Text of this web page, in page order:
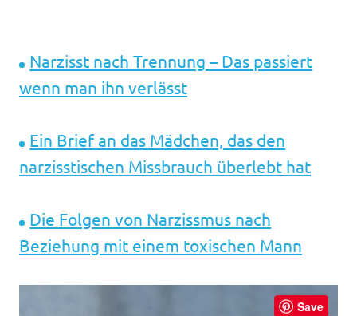
Narzisst nach Trennung – Das passiert
wenn man ihn verlässt
Ein Brief an das Mädchen, das den
narzisstischen Missbrauch überlebt hat
Die Folgen von Narzissmus nach
Beziehung mit einem toxischen Mann
Save